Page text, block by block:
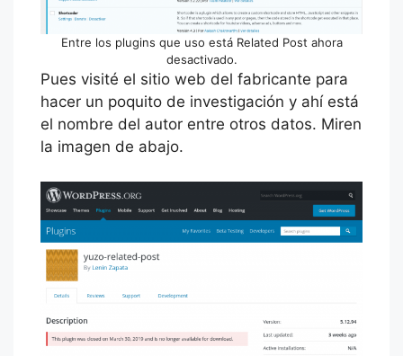
Entre los plugins que uso está Related Post ahora
desactivado.
Pues visité el sitio web del fabricante para
hacer un poquito de investigación y ahí está
el nombre del autor entre otros datos. Miren
la imagen de abajo.